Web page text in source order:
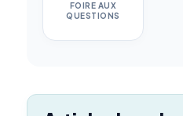
FOIRE AUX
QUESTIONS